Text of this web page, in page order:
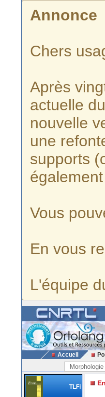
Annonce
Chers
Après
actuelle
nouvelle
une
supports
Vous
En vous
L'équipe
Accueil
Morphologie
TLFi